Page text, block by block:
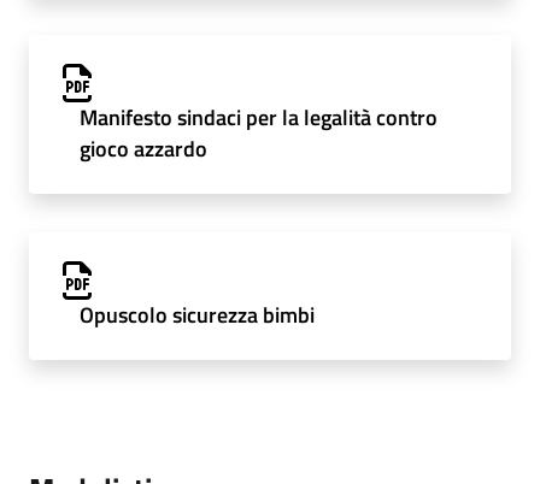
Manifesto sindaci per la legalità contro
gioco azzardo
Opuscolo sicurezza bimbi